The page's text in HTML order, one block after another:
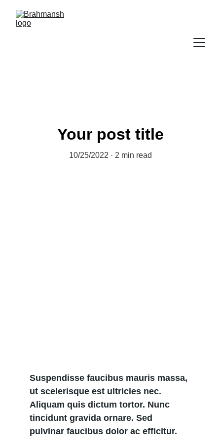
Your post title
10/25/2022 2 min read
Suspendisse faucibus mauris massa,
ut scelerisque est ultricies nec.
Aliquam quis dictum tortor. Nunc
tincidunt gravida ornare. Sed
pulvinar faucibus dolor ac efficitur.